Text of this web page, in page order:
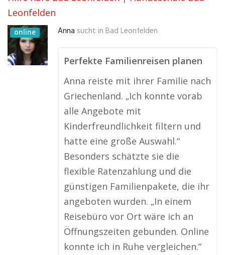
Leonfelden
online Anna sucht in Bad Leonfelden
Perfekte Familienreisen planen
Anna reiste mit ihrer Familie nach
Griechenland. „Ich konnte vorab
alle Angebote mit
Kinderfreundlichkeit filtern und
hatte eine große Auswahl.“
Besonders schätzte sie die
flexible Ratenzahlung und die
günstigen Familienpakete, die ihr
angeboten wurden. „In einem
Reisebüro vor Ort wäre ich an
Öffnungszeiten gebunden. Online
konnte ich in Ruhe vergleichen.“